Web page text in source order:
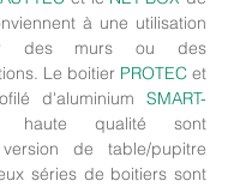
à une utilisation
des murs ou des
Le boitier PROTEC et
d'aluminium SMART-
qualité sont
de table/pupitre
séries de boitiers sont